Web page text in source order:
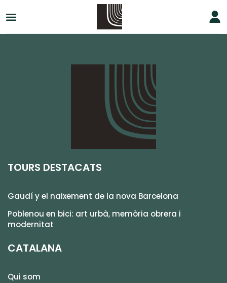
TOURS DESTACATS
Gaudí y el naixement de la nova Barcelona
Poblenou en bici: art urbà, memòria obrera i
modernitat
CATALANA
Qui som